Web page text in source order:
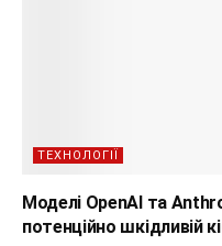
ТЕХНОЛОГІЇ
Моделі OpenAI та
потенційно шкідливій